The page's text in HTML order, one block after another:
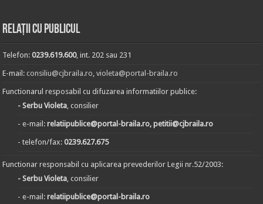
Relații cu publicul
Telefon:0239.619.600, int. 202 sau 231
E-mail:consiliu@cjbraila.ro,violeta@portal-braila.ro
Functionarul resposabil cu difuzarea informatiilor publice:
- Serbu Violeta, consilier
- e-mail:relatiipublice@portal-braila.ro, petitii@cjbraila.ro
- telefon/fax:0239.627.675
Functionar responsabil cu aplicarea prevederilor Legii nr.52/2003:
- Serbu Violeta, consilier
- e-mail:relatiipublice@portal-braila.ro